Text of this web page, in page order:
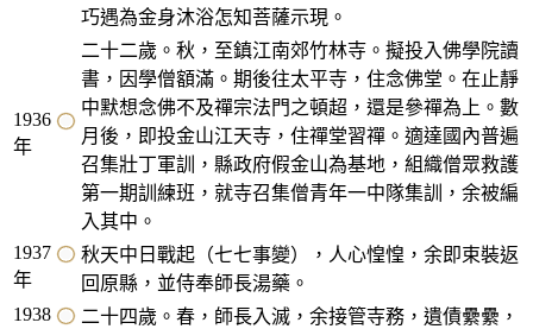
巧遇為金身沐浴怎知菩薩示現。
1936
年
二十二歲。秋，至鎮江南郊竹林寺。擬投入佛學院讀
書，因學僧額滿。期後往太平寺，住念佛堂。在止靜
中默想念佛不及禪宗法門之頓超，還是參禪為上。數
月後，即投金山江天寺，住禪堂習禪。適達國內普遍
召集壯丁軍訓，縣政府假金山為基地，組織僧眾救護
第一期訓練班，就寺召集僧青年一中隊集訓，余被編
入其中。
1937
年
秋天中日戰起（七七事變），人心惶惶，余即束裝返
回原縣，並侍奉師長湯藥。
1938
二十四歲。春，師長入滅，余接管寺務，遺債纍纍，